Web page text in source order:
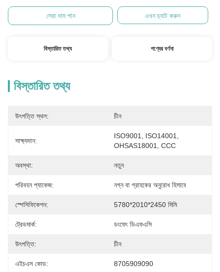
সেরা দাম পান এখন চ্যাট করুন
বিস্তারিত তথ্য পণ্যের বর্ণনা
বিস্তারিত তথ্য
উৎপত্তি স্থল: চীন
সাক্ষ্যদান:
ISO9001, ISO14001,
OHSAS18001, CCC
অবস্থা: নতুন
পরিবহন প্যাকেজ: নগ্ন বা গ্রাহকের অনুরোধ হিসাবে
স্পেসিফিকেশন: 5780*2010*2450 মিমি
ট্রেডমার্ক: ডংফেং ডিএফএসি
উৎপত্তি: চীন
এইচএস কোড: 8705909090